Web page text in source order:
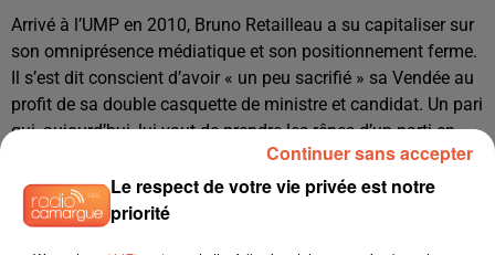
Arrivé à l’UMP en 2010, Bruno Retailleau a su capitaliser sur
son omniprésence médiatique et son positionnement ferme.
Il s’est dit conscient d’avoir « un peu sacrifié » sa Vendée au
profit de sa double casquette de ministre et candidat. Un pari
qui, aujourd’hui, lui vaut de prendre les rênes d’un parti en
reconstruction, et peut-être, à terme, de la droite
présidentielle.Le respect de votre vie privée est notre
priorité
Continuer sans accepter